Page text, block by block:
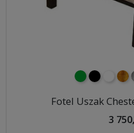
zielonyczarnybiały
Fotel Uszak
3